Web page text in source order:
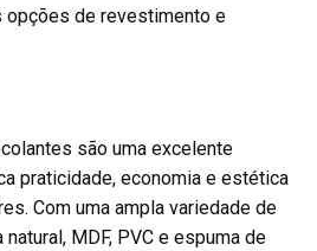
opções de revestimento e
são uma excelente
praticidade, economia e estética
Com uma ampla variedade de
MDF, PVC e espuma de